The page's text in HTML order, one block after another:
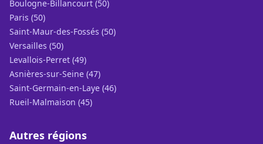
Boulogne-Billancourt (50)
Paris (50)
Saint-Maur-des-Fossés (50)
Versailles (50)
Levallois-Perret (49)
Asnières-sur-Seine (47)
Saint-Germain-en-Laye (46)
Rueil-Malmaison (45)
Autres régions